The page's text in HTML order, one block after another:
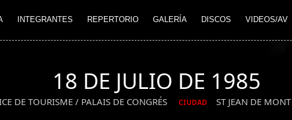
INTEGRANTES REPERTORIO GALERÍA DISCOS VIDEOS/AV
18 DE JULIO DE 1985
DE TOURISME / PALAIS DE CONGRÉS CIUDAD ST JEAN DE MONT